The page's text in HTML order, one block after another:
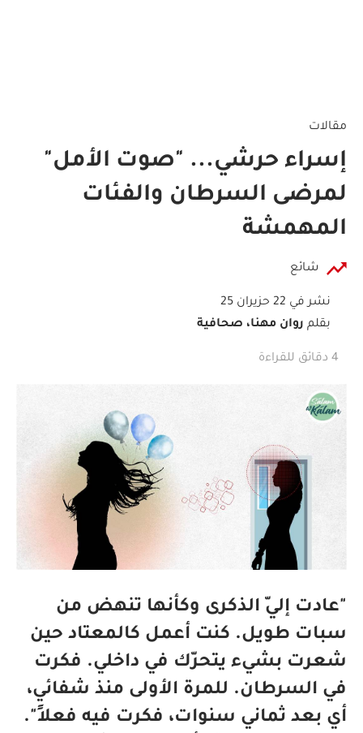
مقالات
إسراء حرشي... "صوت الأمل"
لمرضى السرطان والفئات
المهمشة
شائع
نشر في 22 حزيران 25
بقلم روان مهنا، صحافية
4 دقائق للقراءة
"عادت إليّ الذكرى وكأنها تنهض من
سبات طويل. كنت أعمل كالمعتاد حين
شعرت بشيء يتحرّك في داخلي. فكرت
في السرطان. للمرة الأولى منذ شفائي،
أي بعد ثماني سنوات، فكرت فيه فعلاً".